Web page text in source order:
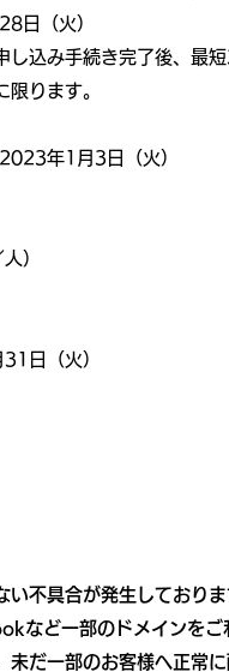
日（火）
込み手続き完了後、最短
限ります。
年1月3日（火）
）
日（火）
不具合が発生しておりま
ど一部のドメインをご
だ一部のお客様へ正常に